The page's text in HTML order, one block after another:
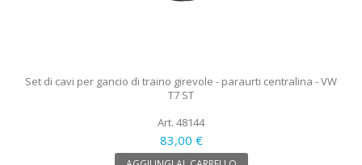
Set di cavi per gancio di traino girevole - paraurti centralina - VW
T7 ST
Art. 48144
83,00 €